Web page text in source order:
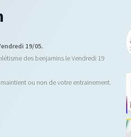
19/05.
des benjamins le Vendredi 19
ou non de votre entrainement.